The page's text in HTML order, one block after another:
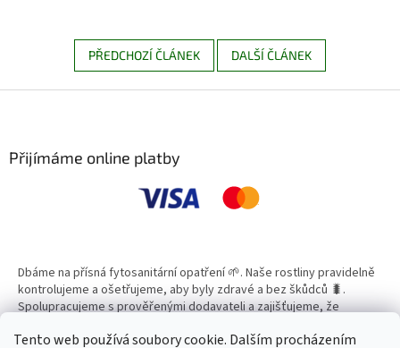
Tento web používá soubory cookie. Dalším procházením
PŘEDCHOZÍ ČLÁNEK DALŠÍ ČLÁNEK
Přijímáme online platby
Dbáme na přísná fytosanitární opatření 🌱. Naše rostliny pravidelně
kontrolujeme a ošetřujeme, aby byly zdravé a bez škůdců 🐛.
Spolupracujeme s prověřenými dodavateli a zajišťujeme, že